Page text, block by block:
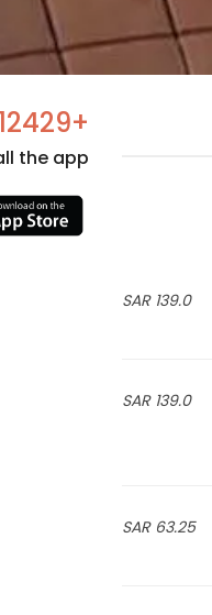
139.0 SAR
139.0 SAR
63.25 SAR
+12429 Restaurants
the app.